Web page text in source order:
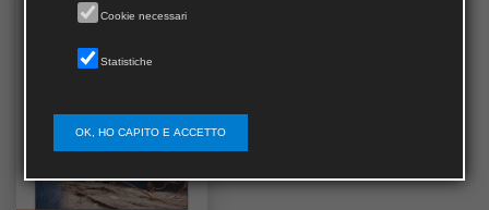
Cookie necessari
Statistiche
OK, HO CAPITO E ACCETTO